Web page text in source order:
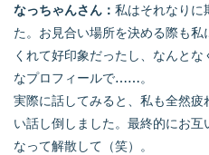
なっちゃんさん： 私はそれなりに
た。お見合い場所を決める際も私
くれて好印象だったし、なんとな
なプロフィールで……。
実際に話してみると、私も全然疲
い話し倒しました。最終的にお互
なって解散して（笑）。